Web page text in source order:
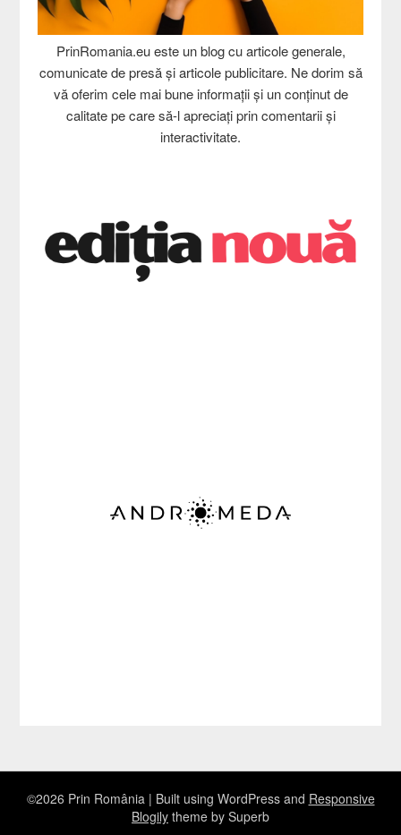
PrinRomania.eu este un blog cu articole generale,
comunicate de presă și articole publicitare. Ne dorim să
vă oferim cele mai bune informații și un conținut de
calitate pe care să-l apreciați prin comentarii și
interactivitate.
©2026 Prin România | Built using WordPress and Responsive
Blogily theme by Superb